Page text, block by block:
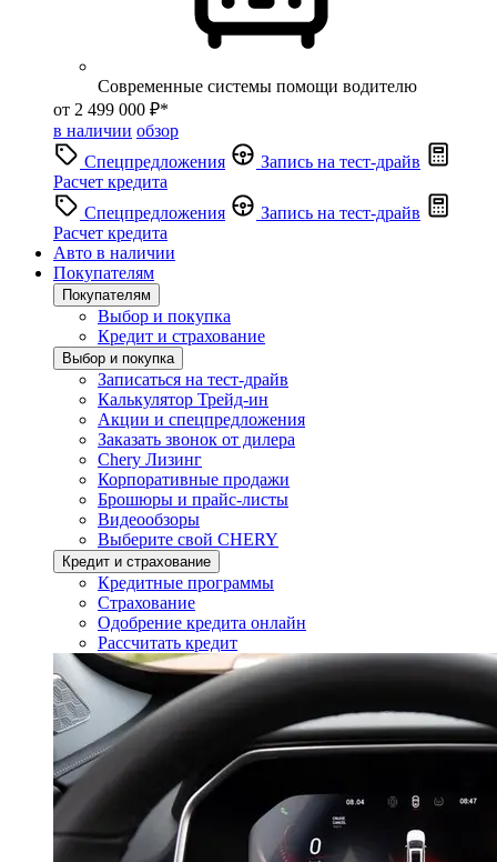
Современные системы помощи водителю
от 2 499 000 ₽*
в наличии обзор
Спецпредложения
Запись на тест-драйв
Расчет кредита
Спецпредложения
Запись на тест-драйв
Расчет кредита
Авто в наличии
Покупателям
Покупателям
Выбор и покупка
Кредит и страхование
Выбор и покупка
Записаться на тест-драйв
Калькулятор Трейд-ин
Акции и спецпредложения
Заказать звонок от дилера
Chery Лизинг
Корпоративные продажи
Брошюры и прайс-листы
Видеообзоры
Выберите свой CHERY
Кредит и страхование
Кредитные программы
Страхование
Одобрение кредита онлайн
Рассчитать кредит